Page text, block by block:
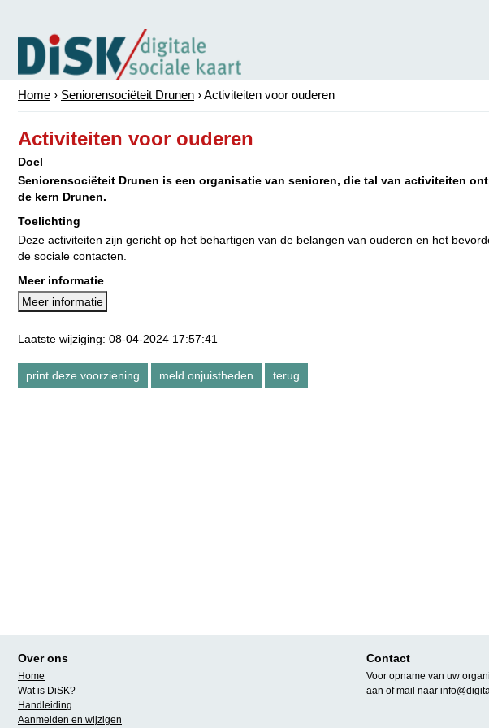
Home › Seniorensociëteit Drunen ›Activiteiten voor ouderen
Activiteiten voor ouderen
Doel
Seniorensociëteit Drunen is een organisatie van senioren, die tal van activiteiten
de kern Drunen.
Toelichting
Deze activiteiten zijn gericht op het behartigen van de belangen van ouderen en het
de sociale contacten.
Meer informatie
Meer informatie
Laatste wijziging: 08-04-2024 17:57:41
Over ons
Home
Wat is DiSK?
Handleiding
Aanmelden en wijzigen
Contact
Voor opname van uw
aan of mail naar